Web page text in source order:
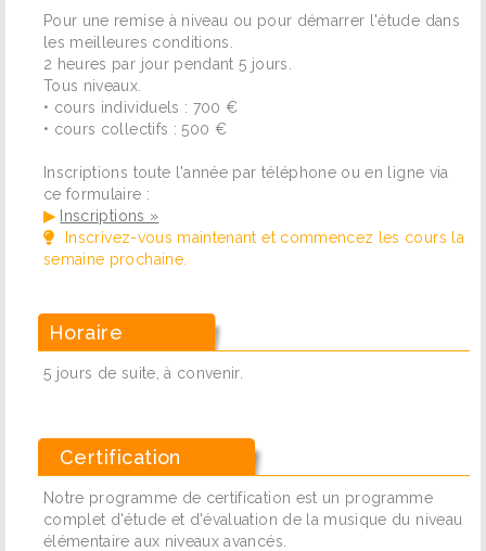
Pour une remise à niveau ou pour démarrer l'étude dans
les meilleures conditions.
2 heures par jour pendant 5 jours.
Tous niveaux.
• cours individuels : 700 €
• cours collectifs : 500 €
Inscriptions toute l'année par téléphone ou en ligne via
ce formulaire :
▶ Inscriptions »
Inscrivez-vous maintenant et commencez les cours la
semaine prochaine.
Horaire
5 jours de suite, à convenir.
Certification
Notre programme de certification est un programme
complet d'étude et d'évaluation de la musique du niveau
élémentaire aux niveaux avancés.